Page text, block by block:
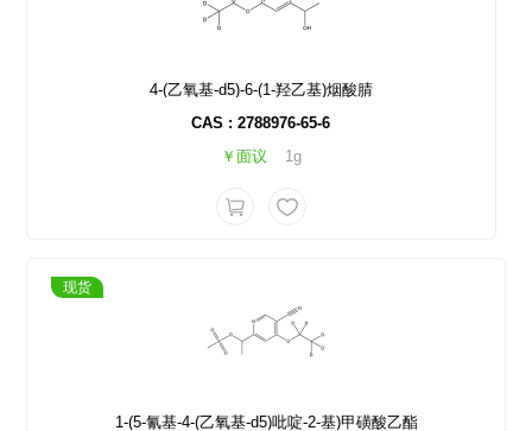
4-(乙氧基-d5)-6-(1-羟乙基)烟酸腈
CAS : 2788976-65-6
￥面议
1g
现货
1-(5-氰基-4-(乙氧基-d5)吡啶-2-基)甲磺酸乙酯